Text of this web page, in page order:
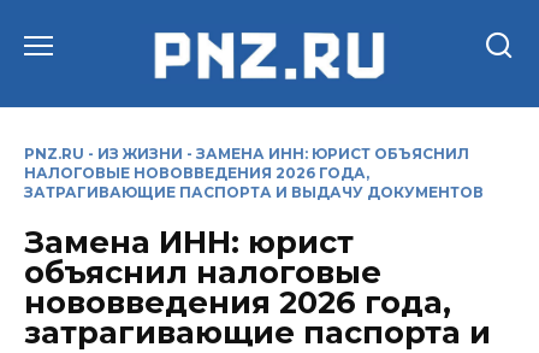
PNZ.RU - ИЗ ЖИЗНИ - ЗАМЕНА ИНН: ЮРИСТ ОБЪЯСНИЛ
НАЛОГОВЫЕ НОВОВВЕДЕНИЯ 2026 ГОДА,
ЗАТРАГИВАЮЩИЕ ПАСПОРТА И ВЫДАЧУ ДОКУМЕНТОВ
Замена ИНН: юрист
объяснил налоговые
нововведения 2026 года,
затрагивающие паспорта и